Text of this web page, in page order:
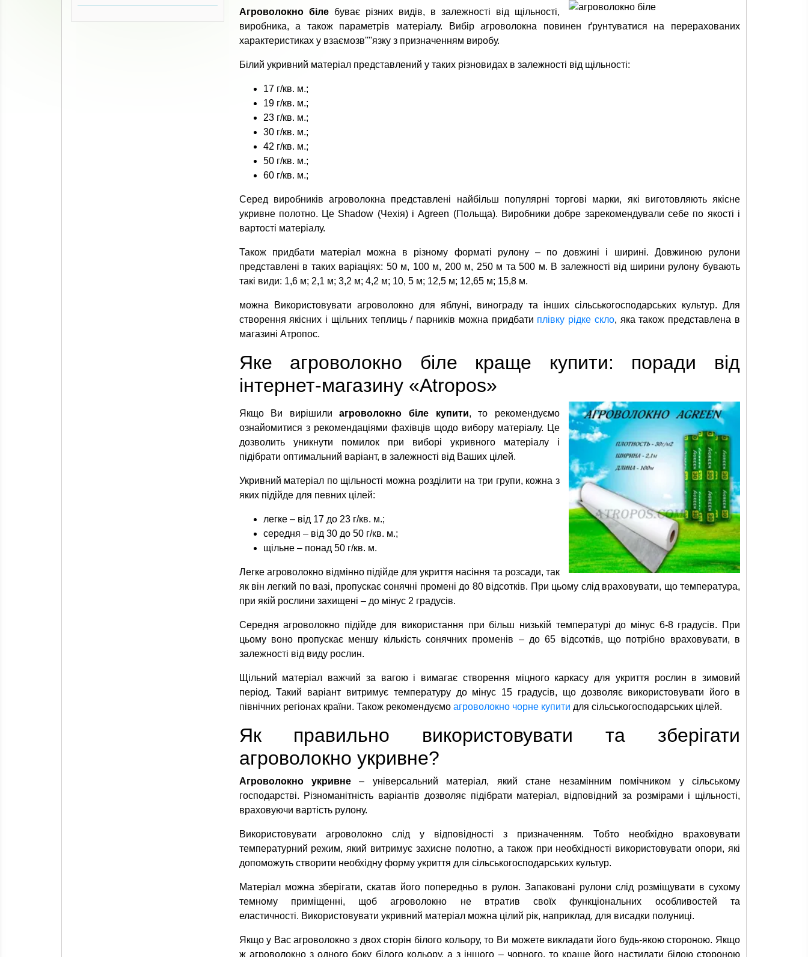
Агроволокно білебуває різних видів, в залежності від щільності,
виробника, а також параметрів матеріалу. Вибір агроволокна повинен ґрунтуватися на перерахованих
характеристиках у взаємозв''''язку з призначенням виробу.
Білий укривний матеріал представлений у таких різновидах в залежності від щільності:
17 г/кв. м.;
19 г/кв. м.;
23 г/кв. м.;
30 г/кв. м.;
42 г/кв. м.;
50 г/кв. м.;
60 г/кв. м.;
Серед виробників агроволокна представлені найбільш популярні торгові марки, які виготовляють якісне
укривне полотно. Це Shadow (Чехія) і Agreen (Польща). Виробники добре зарекомендували себе по якості і
вартості матеріалу.
Також придбати матеріал можна в різному форматі рулону – по довжині і ширині. Довжиною рулони
представлені в таких варіаціях: 50 м, 100 м, 200 м, 250 м та 500 м. В залежності від ширини рулону бувають
такі види: 1,6 м; 2,1 м; 3,2 м; 4,2 м; 10, 5 м; 12,5 м; 12,65 м; 15,8 м.
можна Використовувати агроволокно для яблуні, винограду та інших сільськогосподарських культур. Для
створення якісних і щільних теплиць / парників можна придбати плівку рідке скло, яка також представлена в
магазині Атропос.
Яке агроволокно біле краще купити: поради від
інтернет-магазину «Atropos»
Якщо Ви вирішилиагроволокно біле купити, то рекомендуємо
ознайомитися з рекомендаціями фахівців щодо вибору матеріалу. Це
дозволить уникнути помилок при виборі укривного матеріалу і
підібрати оптимальний варіант, в залежності від Ваших цілей.
Укривний матеріал по щільності можна розділити на три групи, кожна з
яких підійде для певних цілей:
легке – від 17 до 23 г/кв. м.;
середня – від 30 до 50 г/кв. м.;
щільне – понад 50 г/кв. м.
Легке агроволокно відмінно підійде для укриття насіння та розсади, так
як він легкий по вазі, пропускає сонячні промені до 80 відсотків. При цьому слід враховувати, що температура,
при якій рослини захищені – до мінус 2 градусів.
Середня агроволокно підійде для використання при більш низькій температурі до мінус 6-8 градусів. При
цьому воно пропускає меншу кількість сонячних променів – до 65 відсотків, що потрібно враховувати, в
залежності від виду рослин.
Щільний матеріал важчий за вагою і вимагає створення міцного каркасу для укриття рослин в зимовий
період. Такий варіант витримує температуру до мінус 15 градусів, що дозволяє використовувати його в
північних регіонах країни. Також рекомендуємо агроволокно чорне купити для сільськогосподарських цілей.
Як правильно використовувати та зберігати
агроволокно укривне?
Агроволокно укривне– універсальний матеріал, який стане незамінним помічником у сільському
господарстві. Різноманітність варіантів дозволяє підібрати матеріал, відповідний за розмірами і щільності,
враховуючи вартість рулону.
Використовувати агроволокно слід у відповідності з призначенням. Тобто необхідно враховувати
температурний режим, який витримує захисне полотно, а також при необхідності використовувати опори, які
допоможуть створити необхідну форму укриття для сільськогосподарських культур.
Матеріал можна зберігати, скатав його попередньо в рулон. Запаковані рулони слід розміщувати в сухому
темному приміщенні, щоб агроволокно не втратив своїх функціональних особливостей та
еластичності. Використовувати укривний матеріал можна цілий рік, наприклад, для висадки полуниці.
Якщо у Вас агроволокно з двох сторін білого кольору, то Ви можете викладати його будь-якою стороною. Якщо
ж агроволокно з одного боку білого кольору, а з іншого – чорного, то краще його настилати білою стороною